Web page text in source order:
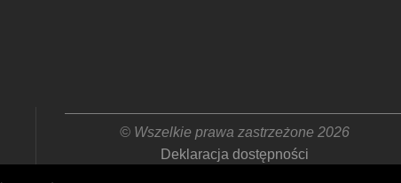
© Wszelkie prawa zastrzeżone 2026
Deklaracja dostępności